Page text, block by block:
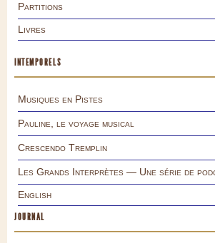
Partitions
Livres
INTEMPORELS
Musiques en Pistes
Pauline, le voyage musical
Crescendo Tremplin
Les Grands Interprètes — Une série de
English
JOURNAL